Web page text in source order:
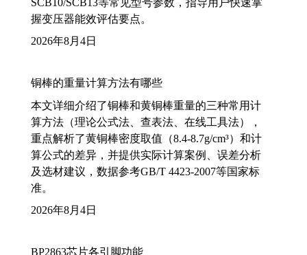
握变压器能效评估要点。
2026年8月4日
铜棒的重量计算方法有哪些
本文详细介绍了铜棒和黄铜棒重量的三种常用计
算方法（理论公式法、查表法、在线工具法），
重点解析了黄铜棒密度取值（8.4-8.7g/cm³）和计
算公式的差异，并提供实际计算案例、误差分析
及选材建议，数据参考GB/T 4423-2007等国家标
准。
2026年8月4日
BP2863芯片各引脚功能